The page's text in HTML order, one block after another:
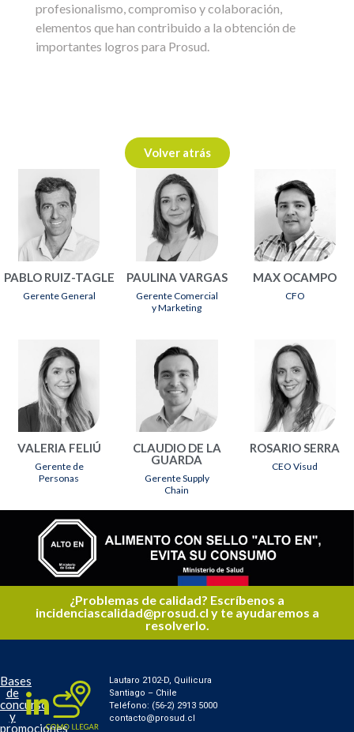
profesionalismo, compromiso y colaboración,
elementos que han contribuido a la obtención de
importantes logros para Prosud.
Volver atrás
PABLO RUIZ-TAGLE
Gerente General
PAULINA VARGAS
Gerente Comercial
y Marketing
MAX OCAMPO
CFO
VALERIA FELIÚ
Gerente de
Personas
CLAUDIO DE LA
GUARDA
Gerente Supply
Chain
ROSARIO SERRA
CEO Visud
¿Problemas de calidad? Escríbenos a
incidenciascalidad@prosud.cl y te ayudaremos a
resolverlo.
Bases
de
concurso
y
promociones
Lautaro 2102-D, Quilicura
Santiago – Chile
Teléfono: (56-2) 2913 5000
contacto@prosud.cl